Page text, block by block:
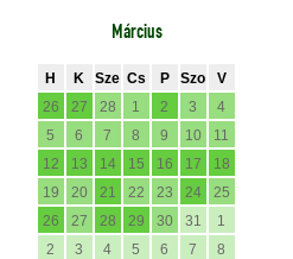
Március
H K Sze Cs P Szo
V
26
27 28 1 2 3
4
5
6 7 8 9 10
11
12
13 14 15 16 17
18
19
20 21 22 23 24
25
26
27 28 29 30 31
1
2
3 4 5 6 7 8